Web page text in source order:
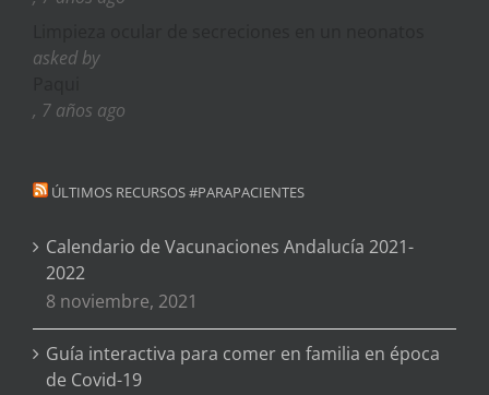
asked by
, 7 años ago
ÚLTIMOS RECURSOS #PARAPACIENTES
Calendario de Vacunaciones Andalucía 2021-
2022
8 noviembre, 2021
Guía interactiva para comer en familia en época
de Covid-19